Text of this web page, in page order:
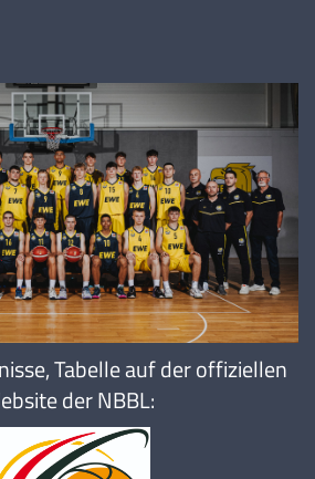
cm |Guard |
cm |Guard |
Tabelle auf der offiziellen
der NBBL: